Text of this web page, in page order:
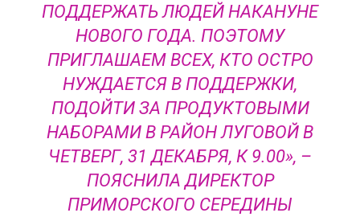
ПОДДЕРЖАТЬ ЛЮДЕЙ НАКАНУНЕ
НОВОГО ГОДА. ПОЭТОМУ
ПРИГЛАШАЕМ ВСЕХ, КТО ОСТРО
НУЖДАЕТСЯ В ПОДДЕРЖКИ,
ПОДОЙТИ ЗА ПРОДУКТОВЫМИ
НАБОРАМИ В РАЙОН ЛУГОВОЙ В
ЧЕТВЕРГ, 31 ДЕКАБРЯ, К 9.00», –
ПОЯСНИЛА ДИРЕКТОР
ПРИМОРСКОГО СЕРЕДИНЫ